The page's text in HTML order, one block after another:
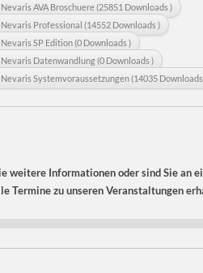
AVA Broschuere (25851 Downloads )
Professional (14552 Downloads )
SP Edition (0 Downloads )
Datenwandlung (0 Downloads )
Systemvoraussetzungen (14035
weitere Informationen oder sind Sie an
Termine zu unseren Veranstaltungen